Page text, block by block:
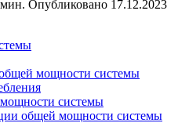
Опубликовано 17.12.2023
мощности системы
системы
общей мощности системы